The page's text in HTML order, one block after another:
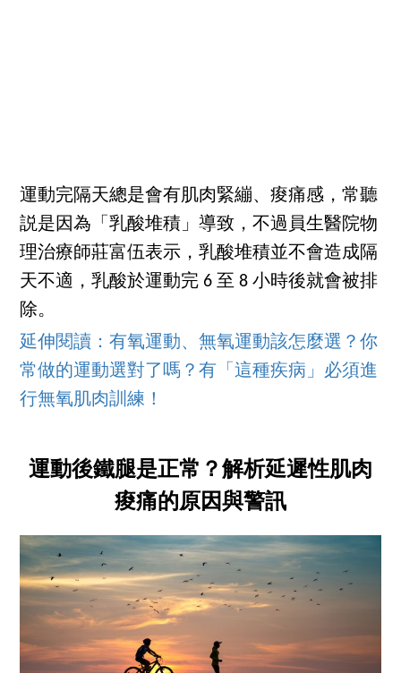
運動完隔天總是會有肌肉緊繃、痠痛感，常聽
説是因為「乳酸堆積」導致，不過員生醫院物
理治療師莊富伍表示，乳酸堆積並不會造成隔
天不適，乳酸於運動完 6 至 8 小時後就會被排
除。
延伸閱讀：有氧運動、無氧運動該怎麼選？你
常做的運動選對了嗎？有「這種疾病」必須進
行無氧肌肉訓練！
運動後鐵腿是正常？解析延遲性肌肉
痠痛的原因與警訊